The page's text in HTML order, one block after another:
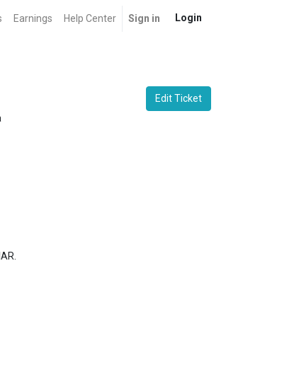
Earnings Help Center Sign in Login
Edit Ticket